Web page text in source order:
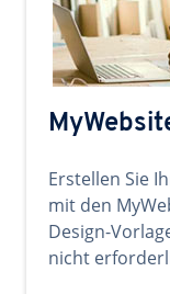
Erstellen Sie
mit den
Design-
nicht